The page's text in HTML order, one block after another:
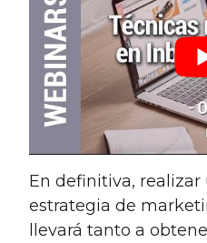
En definitiva, realizar
estrategia de
llevará tanto a